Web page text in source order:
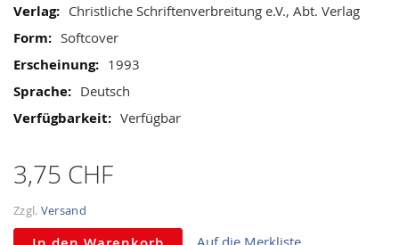
Christliche Schriftenverbreitung e.V., Abt. Verlag
Softcover
1993
Deutsch
Verfügbar
3,75 CHF
Zzgl. Versand
Auf die Merkliste